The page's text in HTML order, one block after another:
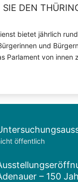
SIE DEN
bietet jährlich
und
Parlament von innen
öffentlich
– 150